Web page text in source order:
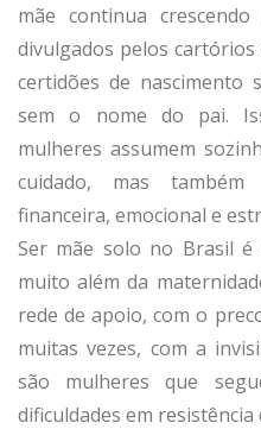
mãe continua
divulgados pelos
certidões de nascimento
sem o nome do pai.
mulheres assumem
cuidado, mas
financeira, emocional e
Ser mãe solo no Brasil
muito além da
rede de apoio, com o
muitas vezes, com a
são mulheres que
dificuldades em resistência